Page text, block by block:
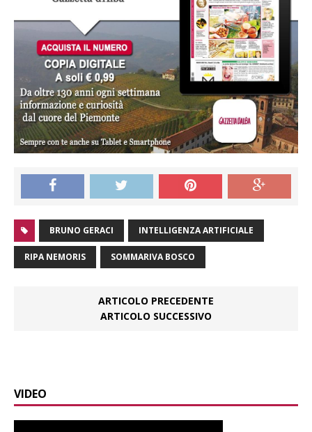
BRUNO GERACI INTELLIGENZA ARTIFICIALE
RIPA NEMORIS SOMMARIVA BOSCO
ARTICOLO PRECEDENTE
ARTICOLO SUCCESSIVO
VIDEO